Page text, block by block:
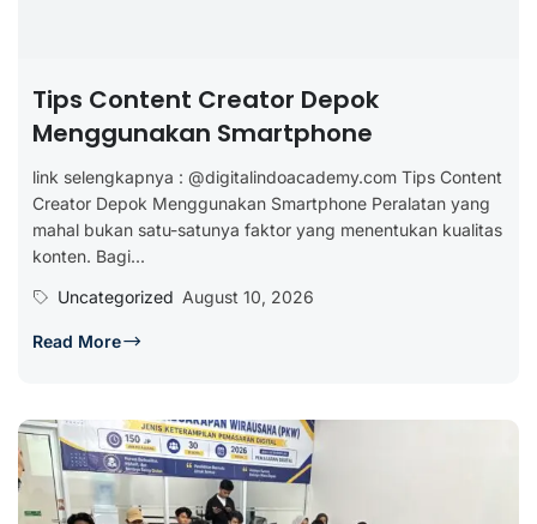
Tips Content Creator Depok
Menggunakan Smartphone
link selengkapnya : @digitalindoacademy.com Tips Content
Creator Depok Menggunakan Smartphone Peralatan yang
mahal bukan satu-satunya faktor yang menentukan kualitas
konten. Bagi...
Uncategorized August 10, 2026
Read More